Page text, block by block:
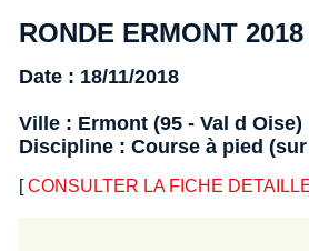
RONDE ERMONT
Date : 18/11/2018
Ville : Ermont (95 - Val d Oise)
Discipline : Course à pied
[CONSULTER LA FICHE